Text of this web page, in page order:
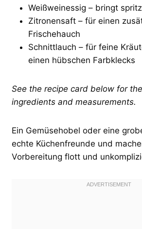
Weißweinessig – bringt
Zitronensaft – für einen
Frischehauch
Schnittlauch – für feine
einen hübschen Farbklecks
See the recipe card below for
ingredients and measurements.
Ein Gemüsehobel oder eine
echte Küchenfreunde und
Vorbereitung flott und